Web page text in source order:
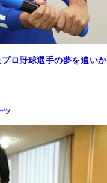
ロ野球選手の夢を追いか
ツ